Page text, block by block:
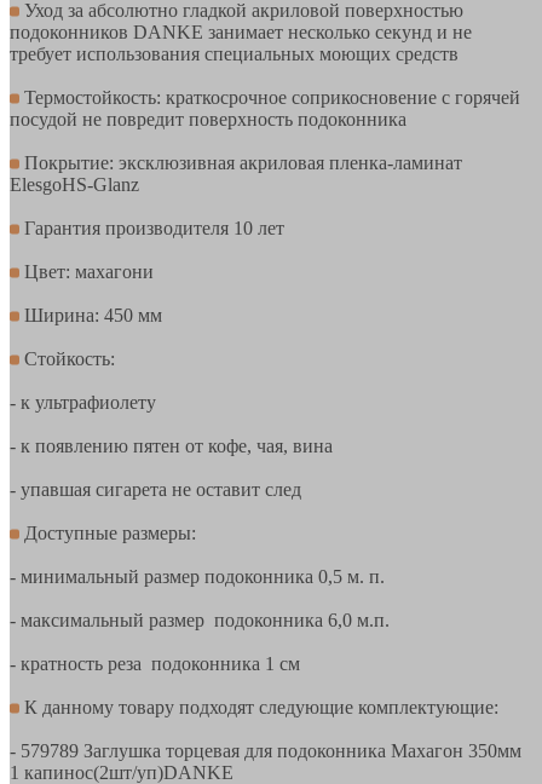
Уход за абсолютно гладкой акриловой поверхностью
подоконников DANKE занимает несколько секунд и не
требует использования специальных моющих средств
Термостойкость: краткосрочное соприкосновение с горячей
посудой не повредит поверхность подоконника
Покрытие: эксклюзивная акриловая пленка-ламинат
ElesgoHS-Glanz
Гарантия производителя 10 лет
Цвет: махагони
Ширина: 450 мм
Стойкость:
- к ультрафиолету
- к появлению пятен от кофе, чая, вина
- упавшая сигарета не оставит след
Доступные размеры:
- минимальный размер подоконника 0,5 м. п.
- максимальный размер подоконника 6,0 м.п.
- кратность реза подоконника 1 см
К данному товару подходят следующие комплектующие:
- 579789 Заглушка торцевая для подоконника Махагон 350мм
1 капинос(2шт/уп)DANKE